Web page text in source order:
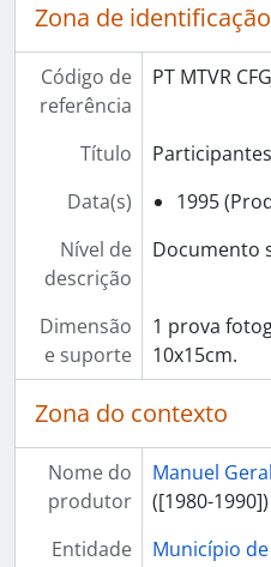
Zona de identificação
Código de
referência
PT MTVR
Título
Data(s)
1995
Nível de
descrição
Documento
Dimensão
e suporte
1 prova
10x15cm.
Zona do contexto
Nome do
produtor
Manuel
([1980-1990])
Entidade
Município